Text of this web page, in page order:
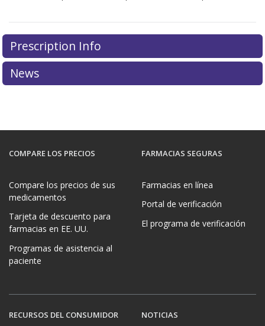
Prescription Info
News
COMPARE LOS PRECIOS
Compare los precios de sus
medicamentos
Tarjeta de descuento para
farmacias en EE. UU.
Programas de asistencia al
paciente
FARMACIAS SEGURAS
Farmacias en línea
Portal de verificación
El programa de verificación
RECURSOS DEL CONSUMIDOR NOTICIAS